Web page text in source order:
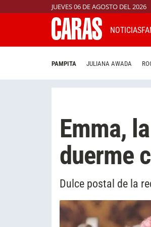
JUEVES 06 DE AGOSTO DEL 2026
NOTICIAS
PAMPITA JULIANA AWADA
Emma,
duerme
Dulce postal de la